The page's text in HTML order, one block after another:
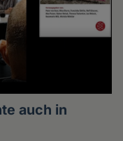
auch in